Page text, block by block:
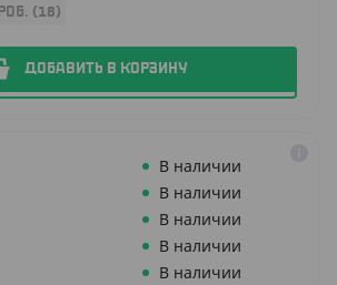
(18)
ДОБАВИТЬ В КОРЗИНУ
В наличии
В наличии
В наличии
В наличии
В наличии